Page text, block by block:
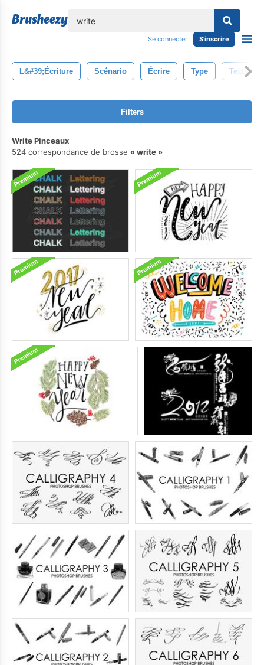
Se connecter S'inscrire
L&#39;écriture Scénario Écrire Type Texture
Filters
Write Pinceaux
524 correspondance de brosse
write